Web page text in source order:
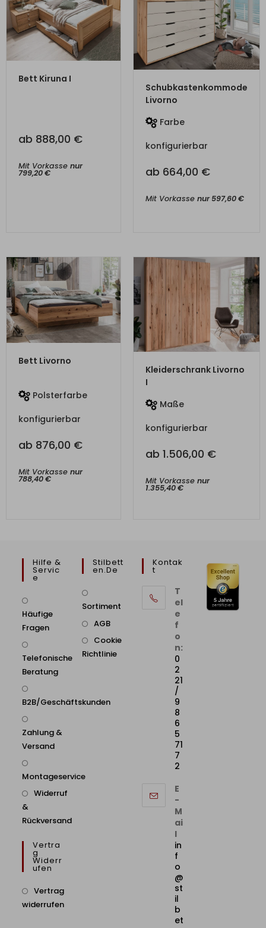
ZUM PRODUKT
Bett Kiruna I
ab 888,00 €
Mit Vorkasse nur
799,20€
Schubkastenkommode
Livorno
Farbe
konfigurierbar
ab 664,00 €
Mit Vorkasse nur597,60€
ZUM PRODUKT
Bett Livorno
Polsterfarbe
konfigurierbar
ab 876,00 €
Mit Vorkasse nur
788,40€
ZUM PRODUKT
Kleiderschrank Livorno
I
Maße
konfigurierbar
ab 1.506,00 €
Mit Vorkasse nur
1.355,40€
Hilfe &
Servic
E
Häufige
Fragen
Telefonische
Beratung
B2B/Geschäftskunden
Zahlung &
Versand
Montageservice
Widerruf
&
Rückversand
Vertra
G
Widerr
Ufen
Vertrag
widerrufen
Stilbett
En.de
Sortiment
AGB
Cookie
Richtlinie
Kontak
T
T
el
e
f
o
n:
0
2
21
/
9
8
6
5
71
7
2
E
-
M
ai
l
in
f
o
@
st
il
b
et